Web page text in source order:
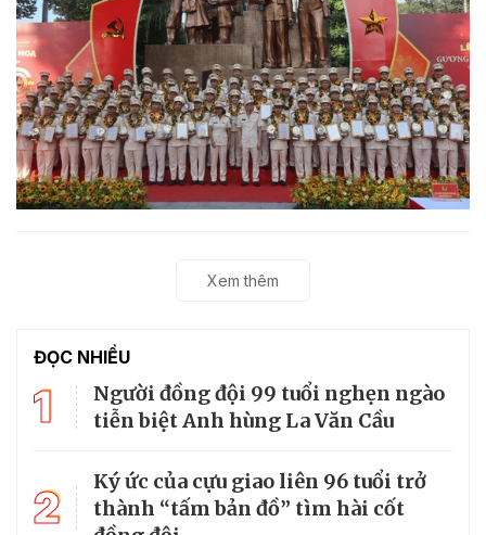
Xem thêm
ĐỌC NHIỀU
1
Người đồng đội 99 tuổi nghẹn ngào
tiễn biệt Anh hùng La Văn Cầu
2
Ký ức của cựu giao liên 96 tuổi trở
thành “tấm bản đồ” tìm hài cốt